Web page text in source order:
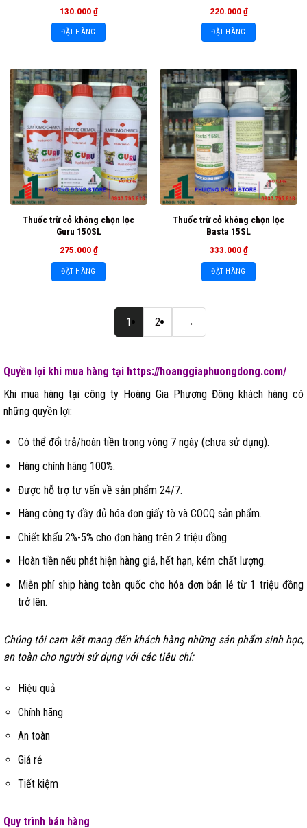
130.000₫
ĐẶT HÀNG
220.000₫
ĐẶT HÀNG
Thuốc trừ cỏ không chọn lọc
Guru 150SL
275.000₫
ĐẶT HÀNG
Thuốc trừ cỏ không chọn lọc
Basta 15SL
333.000₫
ĐẶT HÀNG
1 2 →
Quyền lợi khi mua hàng tại https://hoanggiaphuongdong.com/
Khi mua hàng tại công ty Hoàng Gia Phương Đông khách hàng có
những quyền lợi:
Có thể đổi trả/hoàn tiền trong vòng 7 ngày (chưa sử dụng).
Hàng chính hãng 100%.
Được hỗ trợ tư vấn về sản phẩm 24/7.
Hàng công ty đầy đủ hóa đơn giấy tờ và COCQ sản phẩm.
Chiết khấu 2%-5% cho đơn hàng trên 2 triệu đồng.
Hoàn tiền nếu phát hiện hàng giả, hết hạn, kém chất lượng.
Miễn phí ship hàng toàn quốc cho hóa đơn bán lẻ từ 1 triệu đồng
trở lên.
Chúng tôi cam kết mang đến khách hàng những sản phẩm sinh học,
an toàn cho người sử dụng với các tiêu chí:
Hiệu quả
Chính hãng
An toàn
Giá rẻ
Tiết kiệm
Quy trình bán hàng